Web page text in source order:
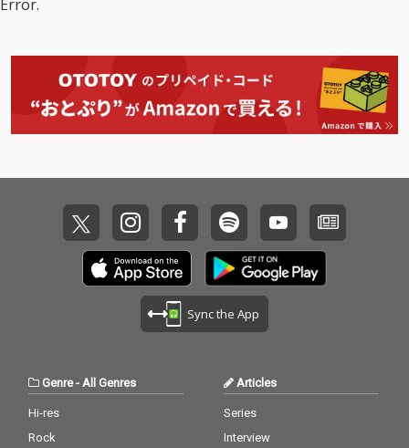
Error.
Sync the App
Genre-All Genres
Hi-res
Rock
Articles
Series
Interview